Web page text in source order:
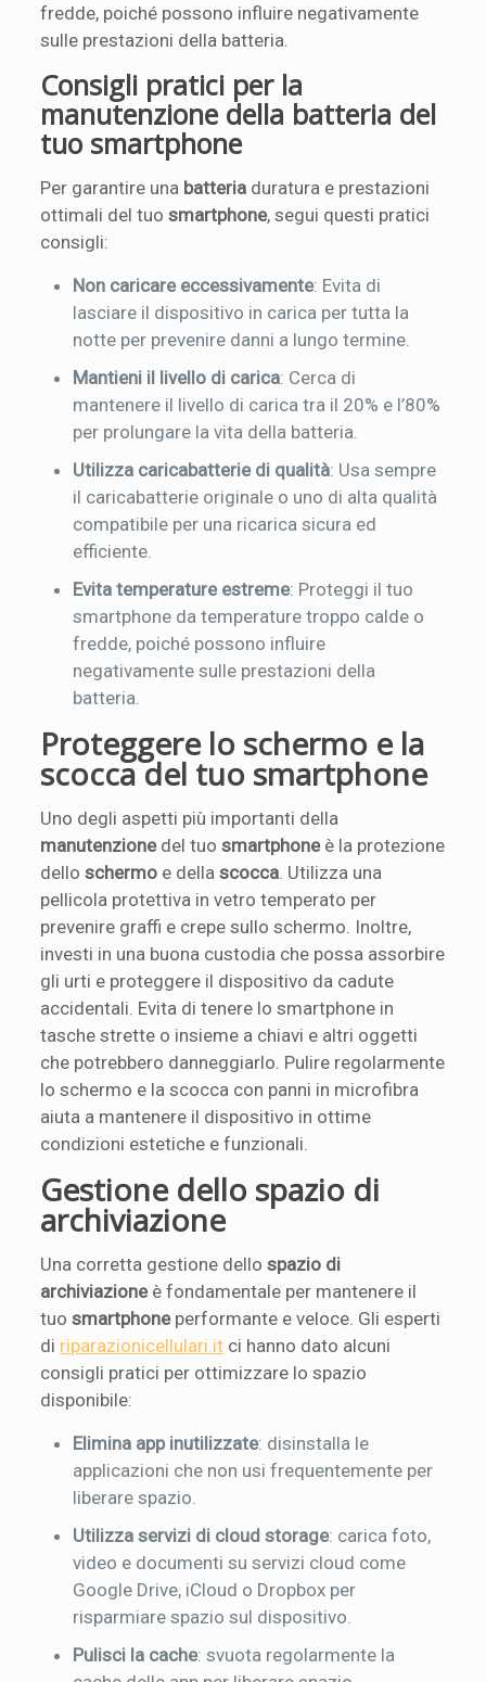
fredde, poiché possono influire negativamente
sulle prestazioni della batteria.
Consigli pratici per la
manutenzione della batteria del
tuo smartphone
Per garantire una batteria duratura e prestazioni
ottimali del tuosmartphone, segui questi pratici
consigli:
Non caricare eccessivamente: Evita di
lasciare il dispositivo in carica per tutta la
notte per prevenire danni a lungo termine.
Mantieni il livello di carica: Cerca di
mantenere il livello di carica tra il 20% e l’80%
per prolungare la vita della batteria.
Utilizza caricabatterie di qualità: Usa sempre
il caricabatterie originale o uno di alta qualità
compatibile per una ricarica sicura ed
efficiente.
Evita temperature estreme: Proteggi il tuo
smartphone da temperature troppo calde o
fredde, poiché possono influire
negativamente sulle prestazioni della
batteria.
Proteggere lo schermo e la
scocca del tuo smartphone
Uno degli aspetti più importanti della
manutenzionedel tuosmartphoneè la protezione
delloschermo e dellascocca . Utilizza una
pellicola protettiva in vetro temperato per
prevenire graffi e crepe sullo schermo. Inoltre,
investi in una buona custodia che possa assorbire
gli urti e proteggere il dispositivo da cadute
accidentali. Evita di tenere lo smartphone in
tasche strette o insieme a chiavi e altri oggetti
che potrebbero danneggiarlo. Pulire regolarmente
lo schermo e la scocca con panni in microfibra
aiuta a mantenere il dispositivo in ottime
condizioni estetiche e funzionali.
Gestione dello spazio di
archiviazione
Una corretta gestione dellospazio di
archiviazioneè fondamentale per mantenere il
tuosmartphoneperformante e veloce. Gli esperti
di riparazionicellulari.it ci hanno dato alcuni
consigli pratici per ottimizzare lo spazio
disponibile:
Elimina app inutilizzate: disinstalla le
applicazioni che non usi frequentemente per
liberare spazio.
Utilizza servizi di cloud storage: carica foto,
video e documenti su servizi cloud come
Google Drive, iCloud o Dropbox per
risparmiare spazio sul dispositivo.
Pulisci la cache: svuota regolarmente la